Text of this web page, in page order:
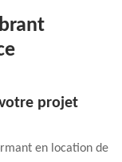
projet
en location de